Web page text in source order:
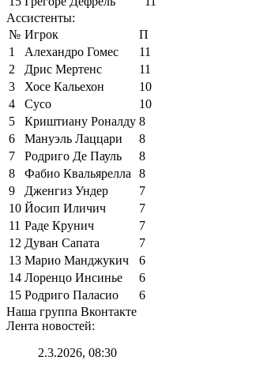
Ассистенты:
№ Игрок
П
1
Алехандро Гомес
11
2
Дрис Мертенс
11
3
Хосе Кальехон
10
4
Сусо
10
5
Криштиану Роналду 8
6
Мануэль Лаццари
8
7
Родриго Де Пауль
8
8
Фабио Квальярелла
8
9
Дженгиз Ундер
7
10 Йосип Иличич
7
11 Раде Крунич
7
12 Дуван Сапата
7
13 Марио Манджукич
6
14 Лоренцо Инсинье
6
15 Родриго Паласио
6
Наша группа Вконтакте
Лента новостей:
2.3.2026, 08:30